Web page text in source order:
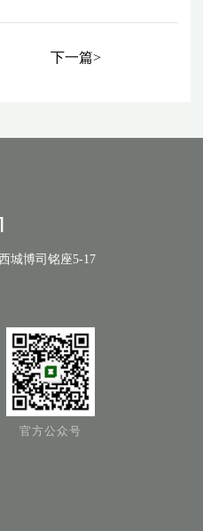
下一篇>
城博司铭座5-17
官方公众号